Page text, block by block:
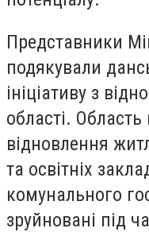
Представники
подякували
ініціативу з
області. Область
відновлення
та освітніх
комунального
зруйновані під